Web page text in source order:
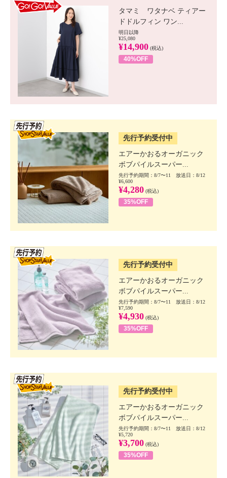
タマミ ワタナベ ティアー
ドドルフィン ワン...
明日以降
¥25,080
¥14,900 (税込)
40%OFF
先行予約受付中
エアーかおるオーガニック
ボブパイルスーパー...
先行予約期間：8/7〜11 放送日：8/12
¥6,600
¥4,280 (税込)
35%OFF
先行予約受付中
エアーかおるオーガニック
ボブパイルスーパー...
先行予約期間：8/7〜11 放送日：8/12
¥7,590
¥4,930 (税込)
35%OFF
先行予約受付中
エアーかおるオーガニック
ボブパイルスーパー...
先行予約期間：8/7〜11 放送日：8/12
¥5,720
¥3,700 (税込)
35%OFF